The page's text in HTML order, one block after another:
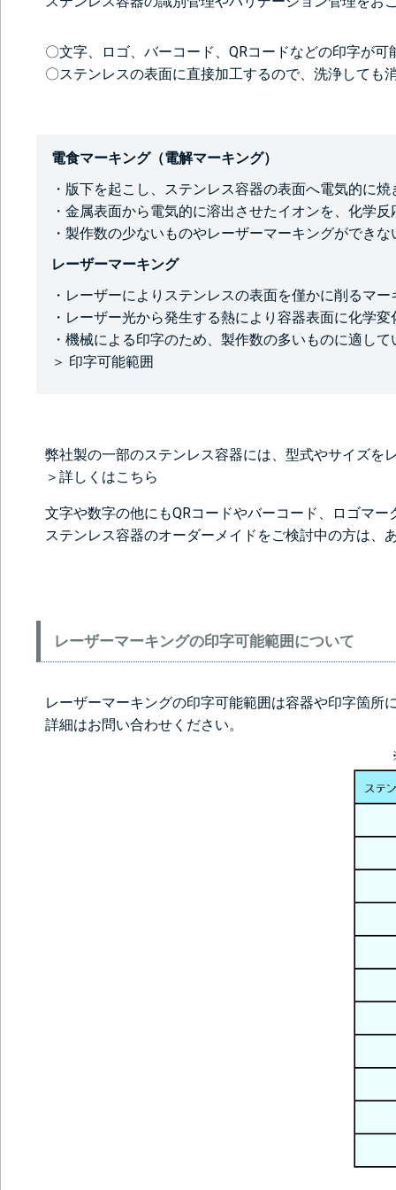
〇文字、ロゴ、バーコード、QRコードなどの印字が可
〇ステンレスの表面に直接加工するので、洗浄しても
電食マーキング（電解マーキング）
・版下を起こし、ステンレス容器の表面へ電気的に
・金属表面から電気的に溶出させたイオンを、化学
・製作数の少ないものやレーザーマーキングができ
レーザーマーキング
・レーザーによりステンレスの表面を僅かに削るマ
・レーザー光から発生する熱により容器表面に化学
・機械による印字のため、製作数の多いものに適して
＞ 印字可能範囲
弊社製の一部のステンレス容器には、型式やサイズを
＞詳しくはこちら
文字や数字の他にもQRコードやバーコード、ロゴマ
ステンレス容器のオーダーメイドをご検討中の方は、
レーザーマーキングの印字可能範囲について
レーザーマーキングの印字可能範囲は容器や印字箇
詳細はお問い合わせ ください。